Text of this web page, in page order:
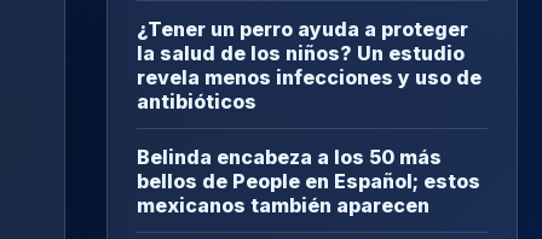
¿Tener un perro ayuda a proteger
la salud de los niños? Un estudio
revela menos infecciones y uso de
antibióticos
Belinda encabeza a los 50 más
bellos de People en Español; estos
mexicanos también aparecen